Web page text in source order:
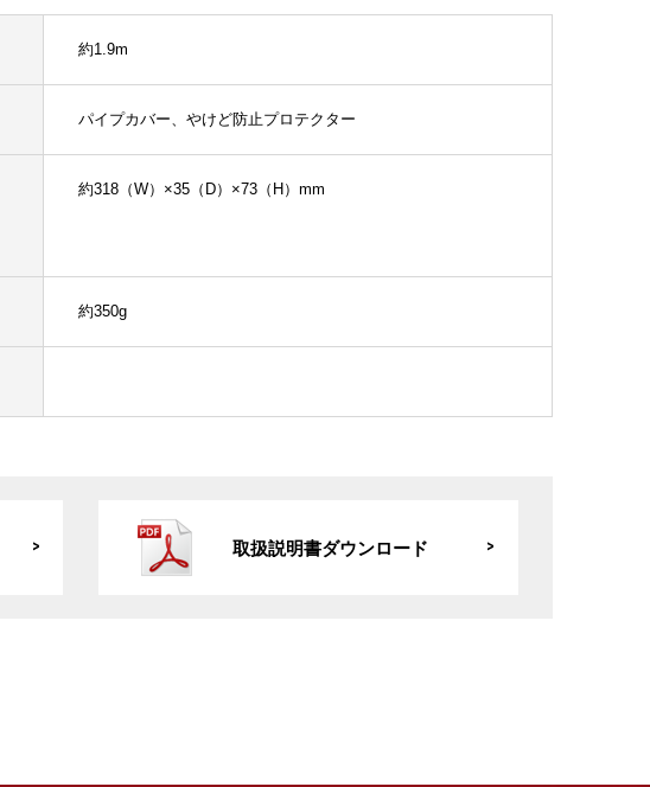
約1.9m
パイプカバー、やけど防止プロテクター
約318（W）×35（D）×73（H）mm
約350g
取扱説明書ダウンロード